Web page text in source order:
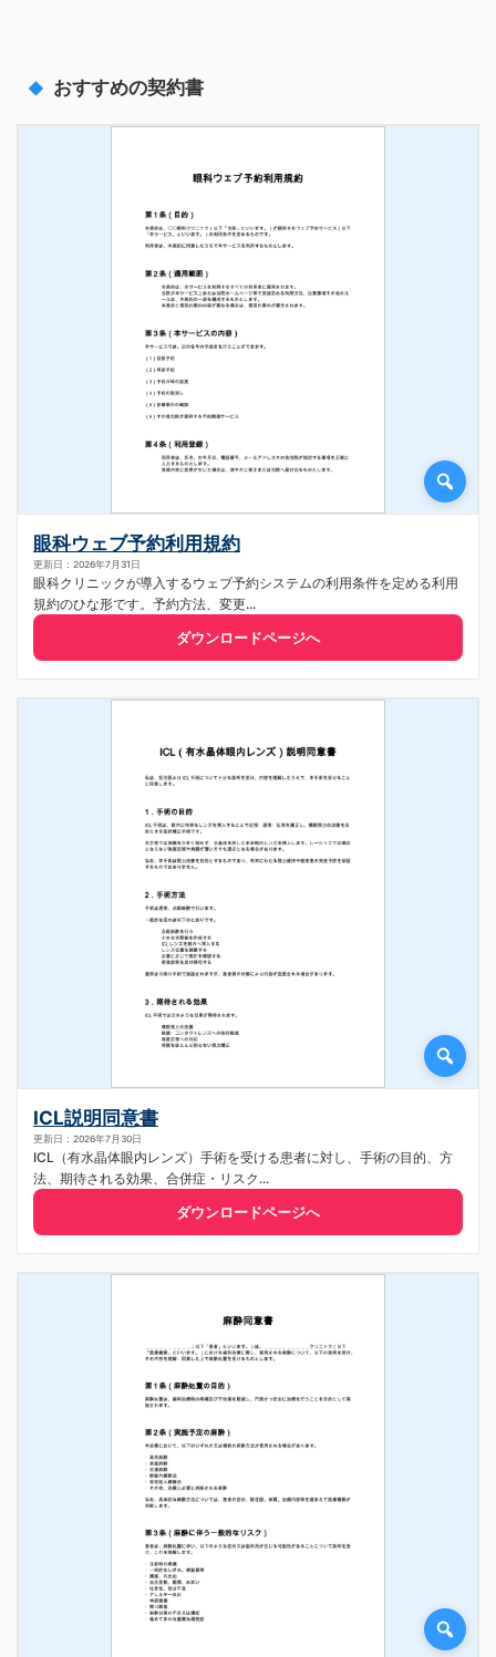
おすすめの契約書
眼科ウェブ予約利用規約
更新日：2026年7月31日
眼科クリニックが導入するウェブ予約システムの利用条件を定める利用
規約のひな形です。予約方法、変更...
ダウンロードページへ
ICL説明同意書
更新日：2026年7月30日
ICL（有水晶体眼内レンズ）手術を受ける患者に対し、手術の目的、方
法、期待される効果、合併症・リスク...
ダウンロードページへ